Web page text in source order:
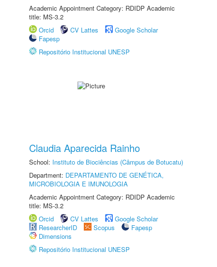
Academic Appointment Category: RDIDP Academic
title: MS-3.2
Orcid
CV Lattes
Google Scholar
Fapesp
Repositório Institucional UNESP
Claudia Aparecida Rainho
School: Instituto de Biociências (Câmpus de Botucatu)
Department: DEPARTAMENTO DE GENÉTICA,
MICROBIOLOGIA E IMUNOLOGIA
Academic Appointment Category: RDIDP Academic
title: MS-3.2
Orcid
CV Lattes
Google Scholar
ResearcherID
Scopus
Fapesp
Dimensions
Repositório Institucional UNESP